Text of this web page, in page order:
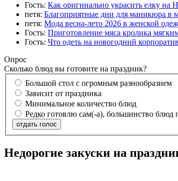
Гость: Как оригинально украсить елку на
петя: Благоприятные дни для маникюра в
петя: Мода весна-лето 2026 в женской
Гость: Приготовление мяса кролика
Гость: Что одеть на новогодний
Опрос
Сколько блюд вы готовите на праздник?
Большой стол с огромным разнообразием
Зависит от праздника
Минимальное количество блюд
Редко готовлю сам(-а), большинство блюд
отдать голос
Недорогие закуски на